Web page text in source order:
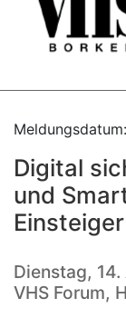
Digital
und
Einsteiger
Dienstag,
VHS Forum,